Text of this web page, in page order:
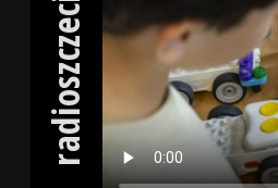
radioszczecin.tv